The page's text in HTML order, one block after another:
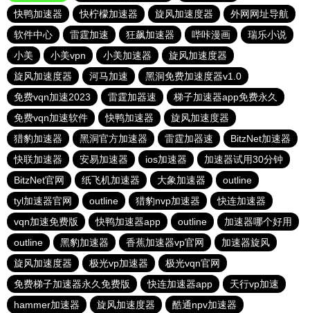
快鸭加速器
快柠檬加速器 旋风加速度器
外网网址导航
软件中心
雷霆加速 狂飙加速器 哔咔漫画
瑞乐小说
小美
小美vpn 小美加速器
旋风加速度器
旋风加速度器
河马加速
黑洞免费加速度器v1.0
免费vqn加速2023
雷霆加器速
梯子加速器app免费永久
免费vqn加速软件
快鸭加速器
旋风加速度器
猎豹加速器
黑洞官方加速器 雷霆加器速
BitzNet加速器
快联加速器
安易加速器 ios加速器
加速器试用30分钟
BitzNet官网
纸飞机加速器 大象加速器
outline
tyl加速器官网
outline 猎豹nvp加速器
快连加速器
vqn加速免费版
快鸭加速器app outline
加速器哪个好用
outline
黑豹加速器 香蕉加速器vp官网
加速器旋风
旋风加速度器
极光vp加速器
极光vqn官网
免费梯子加速器永久免费版
快连加速器app
天行vp加速
hammer加速器
旋风加速度器 酷通npv加速器